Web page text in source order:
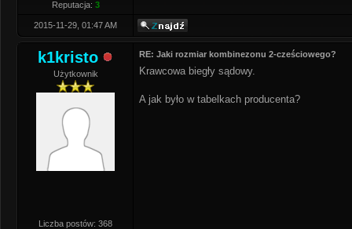
Reputacja: 3
2015-11-29, 01:47 AM
k1kristo
Użytkownik
Liczba postów: 368
RE: Jaki rozmiar kombinezonu 2-cześciowego?
Krawcowa biegły sądowy.
A jak było w tabelkach producenta?